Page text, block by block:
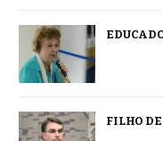
FILHO